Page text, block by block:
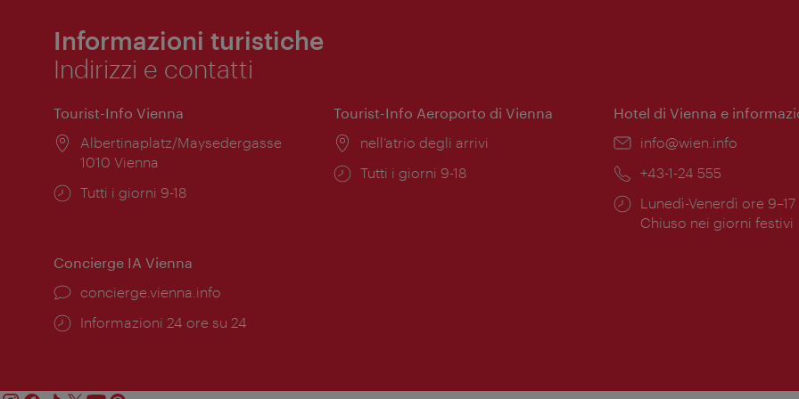
Informazioni turistiche
Indirizzi e contatti
Tourist-Info Vienna
Posizione:
Albertinaplatz/Maysedergasse
1010 Vienna
Orari
Tutti i giorni 9-18
Tourist-Info Aeroporto di Vienna
Posizione:
nell’atrio degli arrivi
Orari
Tutti i giorni 9-18
Hotel di Vienna e
Email:
info@wien.info
Telefono:
+43-1-24 555
Orari
di
Lunedì-Venerdì ore 9–17
Chiuso nei giorni festivi
Concierge IA Vienna
Ort:
concierge.vienna.info
Öffnungszeiten:
Informazioni 24 ore su 24